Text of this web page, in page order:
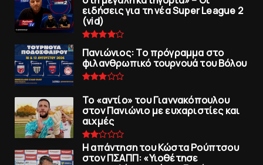
ειδήσεις για τη νέα Super League 2
(vid)
Πανιώνιoς: Tο πρόγραμμα στο
φιλανθρωπικό τουρνουά του Bόλου
To «αντίο» του Γιαννακόπουλου
στον Πανιώνιο με ευχαριστίες και
αιχμές
Η απάντηση του Κώστα Ρούπτσου
στον ΠΣΑΠΠ: «Υιοθέτησε